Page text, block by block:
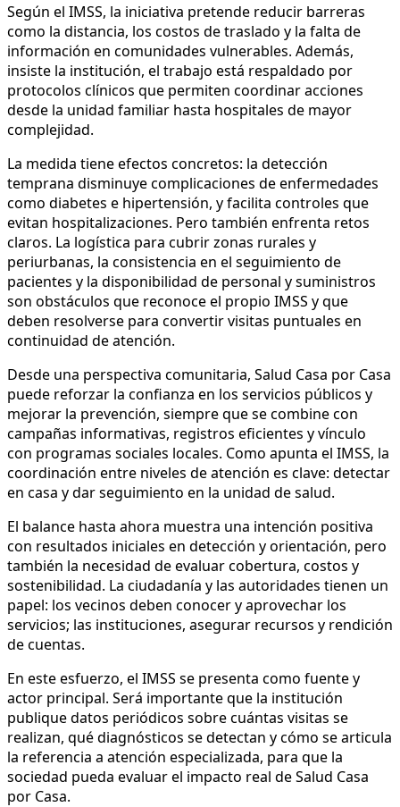
Según el IMSS, la iniciativa pretende reducir barreras
como la distancia, los costos de traslado y la falta de
información en comunidades vulnerables. Además,
insiste la institución, el trabajo está respaldado por
protocolos clínicos que permiten coordinar acciones
desde la unidad familiar hasta hospitales de mayor
complejidad.
La medida tiene efectos concretos: la detección
temprana disminuye complicaciones de enfermedades
como diabetes e hipertensión, y facilita controles que
evitan hospitalizaciones. Pero también enfrenta retos
claros. La logística para cubrir zonas rurales y
periurbanas, la consistencia en el seguimiento de
pacientes y la disponibilidad de personal y suministros
son obstáculos que reconoce el propio IMSS y que
deben resolverse para convertir visitas puntuales en
continuidad de atención.
Desde una perspectiva comunitaria, Salud Casa por Casa
puede reforzar la confianza en los servicios públicos y
mejorar la prevención, siempre que se combine con
campañas informativas, registros eficientes y vínculo
con programas sociales locales. Como apunta el IMSS, la
coordinación entre niveles de atención es clave: detectar
en casa y dar seguimiento en la unidad de salud.
El balance hasta ahora muestra una intención positiva
con resultados iniciales en detección y orientación, pero
también la necesidad de evaluar cobertura, costos y
sostenibilidad. La ciudadanía y las autoridades tienen un
papel: los vecinos deben conocer y aprovechar los
servicios; las instituciones, asegurar recursos y rendición
de cuentas.
En este esfuerzo, el IMSS se presenta como fuente y
actor principal. Será importante que la institución
publique datos periódicos sobre cuántas visitas se
realizan, qué diagnósticos se detectan y cómo se articula
la referencia a atención especializada, para que la
sociedad pueda evaluar el impacto real de Salud Casa
por Casa.